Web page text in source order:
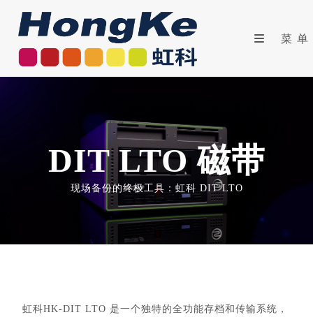
菜单
DIT LTO 磁带
现场备份的终极工具：虹科 DIT LTO
虹科HK-DIT LTO 是一个独特的全功能存档和传输系统，